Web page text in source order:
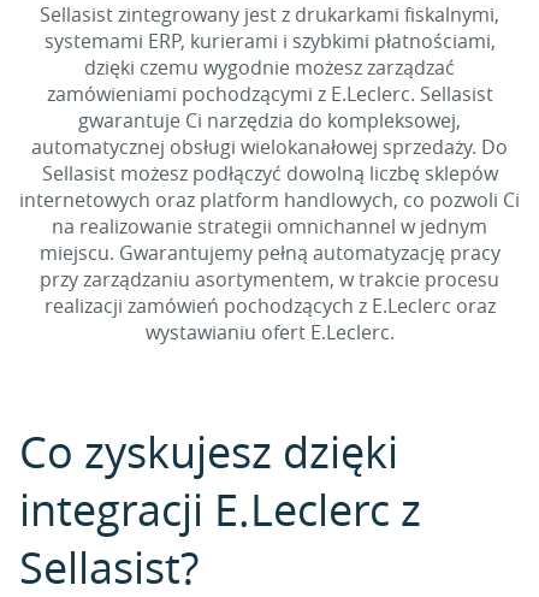
Sellasist zintegrowany jest z drukarkami fiskalnymi,
systemami ERP, kurierami i szybkimi płatnościami,
dzięki czemu wygodnie możesz zarządzać
zamówieniami pochodzącymi z E.Leclerc. Sellasist
gwarantuje Ci narzędzia do kompleksowej,
automatycznej obsługi wielokanałowej sprzedaży. Do
Sellasist możesz podłączyć dowolną liczbę sklepów
internetowych oraz platform handlowych, co pozwoli Ci
na realizowanie strategii omnichannel w jednym
miejscu. Gwarantujemy pełną automatyzację pracy
przy zarządzaniu asortymentem, w trakcie procesu
realizacji zamówień pochodzących z E.Leclerc oraz
wystawianiu ofert E.Leclerc.
Co zyskujesz dzięki
integracji E.Leclerc z
Sellasist?